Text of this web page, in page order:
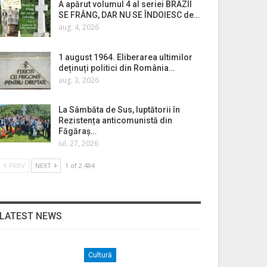
A apărut volumul 4 al seriei BRAZII
SE FRÂNG, DAR NU SE ÎNDOIESC de…
aug. 4, 2026
1 august 1964. Eliberarea ultimilor
deținuți politici din România…
aug. 3, 2026
La Sâmbăta de Sus, luptătorii în
Rezistența anticomunistă din
Făgăraș…
iul. 27, 2026
PREV NEXT 1 of 2.484
NEWS
Cultură